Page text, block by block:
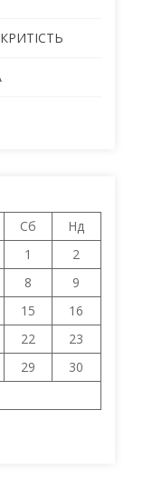
Сб
Нд
1
2
8
9
15
16
22
23
29
30